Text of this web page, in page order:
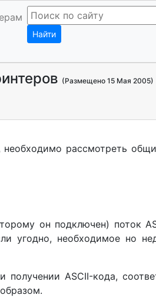
Найти
(Размещено 15 Мая 2005)
рассмотреть
он подключен) поток
угодно, необходимое но
ASCII-кода,